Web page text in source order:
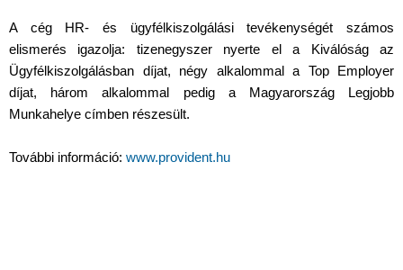
A cég HR- és ügyfélkiszolgálási tevékenységét számos
elismerés igazolja: tizenegyszer nyerte el a Kiválóság az
Ügyfélkiszolgálásban díjat, négy alkalommal a Top Employer
díjat, három alkalommal pedig a Magyarország Legjobb
Munkahelye címben részesült.
További információ: www.provident.hu